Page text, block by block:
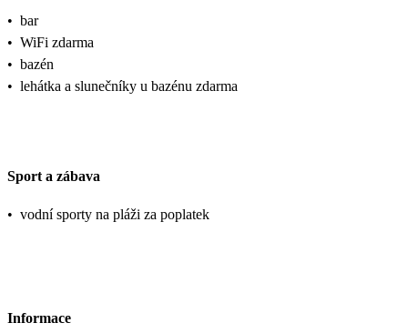
• bar
• WiFi zdarma
• bazén
• lehátka a slunečníky u bazénu zdarma
Sport a zábava
• vodní sporty na pláži za poplatek
Informace